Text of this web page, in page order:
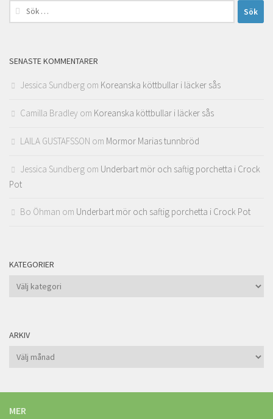
Sök
efter:
SENASTE KOMMENTARER
Jessica Sundberg om Koreanska köttbullar i läcker sås
Camilla Bradley om Koreanska köttbullar i läcker sås
LAILA GUSTAFSSON om Mormor Marias tunnbröd
Jessica Sundberg om Underbart mör och saftig porchetta i Crock
Pot
Bo Öhman om Underbart mör och saftig porchetta i Crock Pot
KATEGORIER
Kategorier
ARKIV
Arkiv
MER